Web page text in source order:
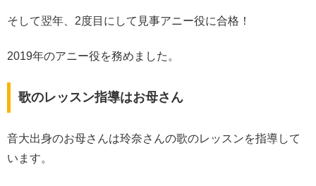
そして翌年、2度目にして見事アニー役に合格！
2019年のアニー役を務めました。
歌のレッスン指導はお母さん
音大出身のお母さんは玲奈さんの歌のレッスンを指導して
います。